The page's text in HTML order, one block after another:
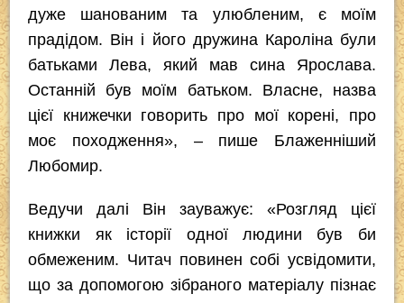
дуже шанованим та улюбленим, є моїм
прадідом. Він і його дружина Кароліна були
батьками Лева, який мав сина Ярослава.
Останній був моїм батьком. Власне, назва
цієї книжечки говорить про мої корені, про
моє походження», – пише Блаженніший
Любомир.
Ведучи далі Він зауважує: «Розгляд цієї
книжки як історії одної людини був би
обмеженим. Читач повинен собі усвідомити,
що за допомогою зібраного матеріалу пізнає